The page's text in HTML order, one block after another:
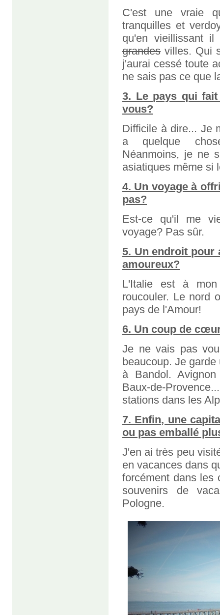
C'est une vraie
tranquilles et
qu'en vieillissant
grandes villes. Qui
j'aurai cessé toute
ne sais pas ce que
3. Le pays qui
vous?
Difficile à dire... Je
a quelque
Néanmoins, je ne
asiatiques même si
4. Un voyage à
pas?
Est-ce qu'il me
voyage? Pas sûr.
5. Un endroit pour
amoureux?
L'Italie est à
roucouler. Le nord
pays de l'Amour!
6. Un coup de
Je ne vais pas
beaucoup. Je
à Bandol.
Baux-de-
stations dans les
7. Enfin, une
ou pas emballé
J'en ai très peu
en vacances dans
forcément dans les
souvenirs de
Pologne.